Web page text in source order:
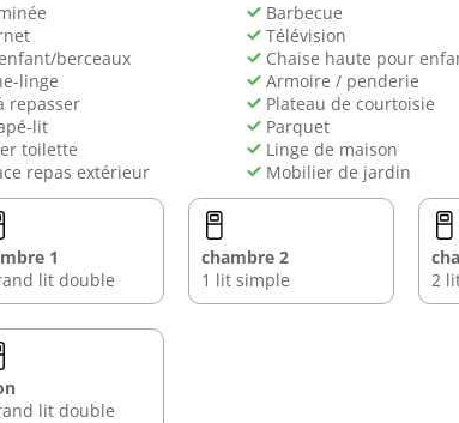
Barbecue
Télévision
berceaux
Chaise haute pour
linge
Armoire / penderie
repasser
Plateau de courtoisie
lit
Parquet
toilette
Linge de maison
repas extérieur
Mobilier de jardin
1
lit double
chambre 2
1 lit simple
2
lit double